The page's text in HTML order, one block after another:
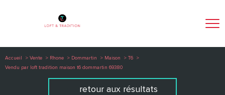
Accueil Vente Rhone Dommartin Maison
T6
Vendu par loft tradition maison t6 dommartin 69380
retour aux résultats